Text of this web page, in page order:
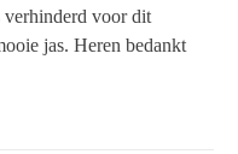
voor dit
jas. Heren bedankt